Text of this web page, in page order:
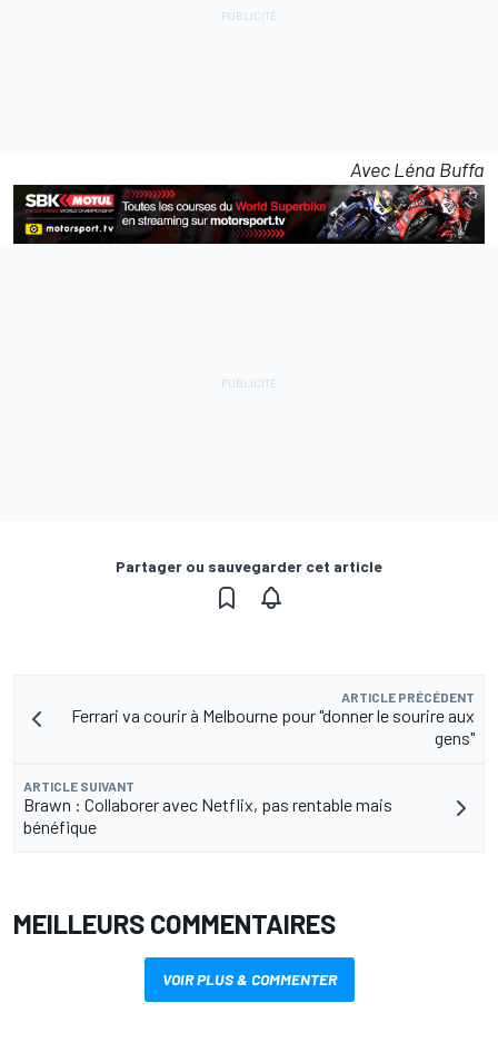
Avec Léna Buffa
Partager ou sauvegarder cet article
ARTICLE PRÉCÉDENT
Ferrari va courir à Melbourne pour "donner le sourire aux
gens"
ARTICLE SUIVANT
Brawn : Collaborer avec Netflix, pas rentable mais
bénéfique
MEILLEURS COMMENTAIRES
VOIR PLUS & COMMENTER